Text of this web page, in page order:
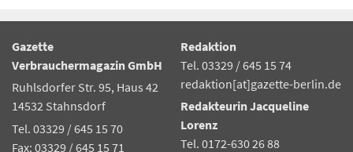
Gazette
Verbrauchermagazin GmbH
Ruhlsdorfer Str. 95, Haus 42
14532 Stahnsdorf
Tel. 03329 / 645 15 70
Fax: 03329 / 645 15 71
Redaktion
Tel. 03329 / 645 15 74
redaktion[at]gazette-berlin.de
Redakteurin Jacqueline
Lorenz
Tel. 0172-630 26 88